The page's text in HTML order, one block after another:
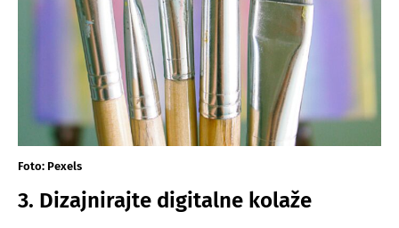
Foto: Pexels
3. Dizajnirajte digitalne kolaže